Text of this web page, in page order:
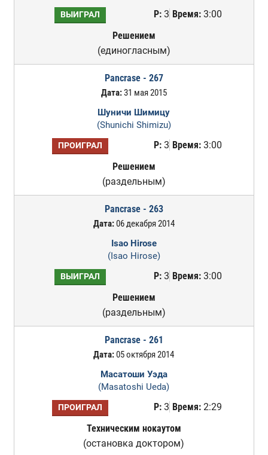
ВЫИГРАЛ Р:3 Время:3:00
Решением
(единогласным)
Pancrase - 267
Дата:31 мая 2015
Шуничи Шимицу
(Shunichi Shimizu)
ПРОИГРАЛ Р:3 Время:3:00
Решением
(раздельным)
Pancrase - 263
Дата:06 декабря 2014
Isao Hirose
(Isao Hirose)
ВЫИГРАЛ Р:3 Время:3:00
Решением
(раздельным)
Pancrase - 261
Дата:05 октября 2014
Масатоши Уэда
(Masatoshi Ueda)
ПРОИГРАЛ Р:3 Время:2:29
Техническим нокаутом
(остановка доктором)